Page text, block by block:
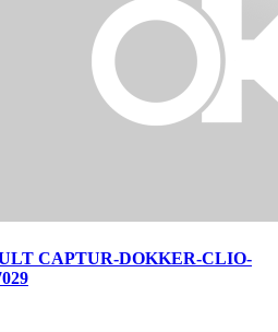
CAPTUR-DOKKER-CLIO-